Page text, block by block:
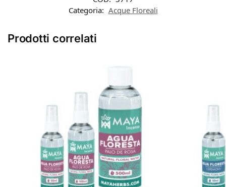
Categoria: Acque Floreali
Prodotti correlati